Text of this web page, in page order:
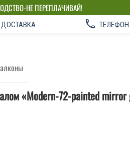
НЕ ПЕРЕПЛАЧИВАЙ!
ДОСТАВКА ТЕЛЕФОН
«Modern-72-painted